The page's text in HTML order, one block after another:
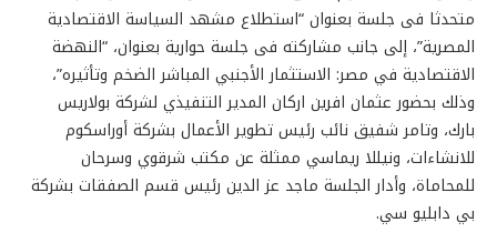
متحدثا فى جلسة بعنوان “استطلاع مشهد السياسة الاقتصادية
المصرية”، إلى جانب مشاركته فى جلسة حوارية بعنوان، “النهضة
الاقتصادية في مصر: الاستثمار الأجنبي المباشر الضخم وتأثيره”،
وذلك بحضور عثمان افرين اركان المدير التنفيذي لشركة بولاريس
بارك، وتامر شفيق نائب رئيس تطوير الأعمال بشركة أوراسكوم
للانشاءات، ونيللا ريماسي ممثلة عن مكتب شرقوي وسرحان
للمحاماة، وأدار الجلسة ماجد عز الدين رئيس قسم الصفقات بشركة
بي دابليو سي.